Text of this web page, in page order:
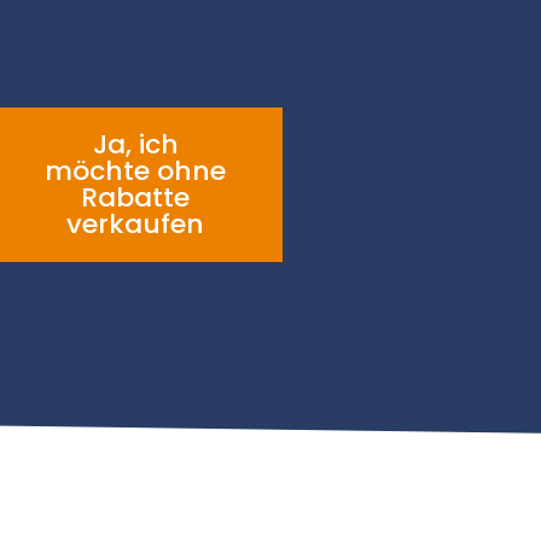
Ja, ich
möchte ohne
Rabatte
verkaufen